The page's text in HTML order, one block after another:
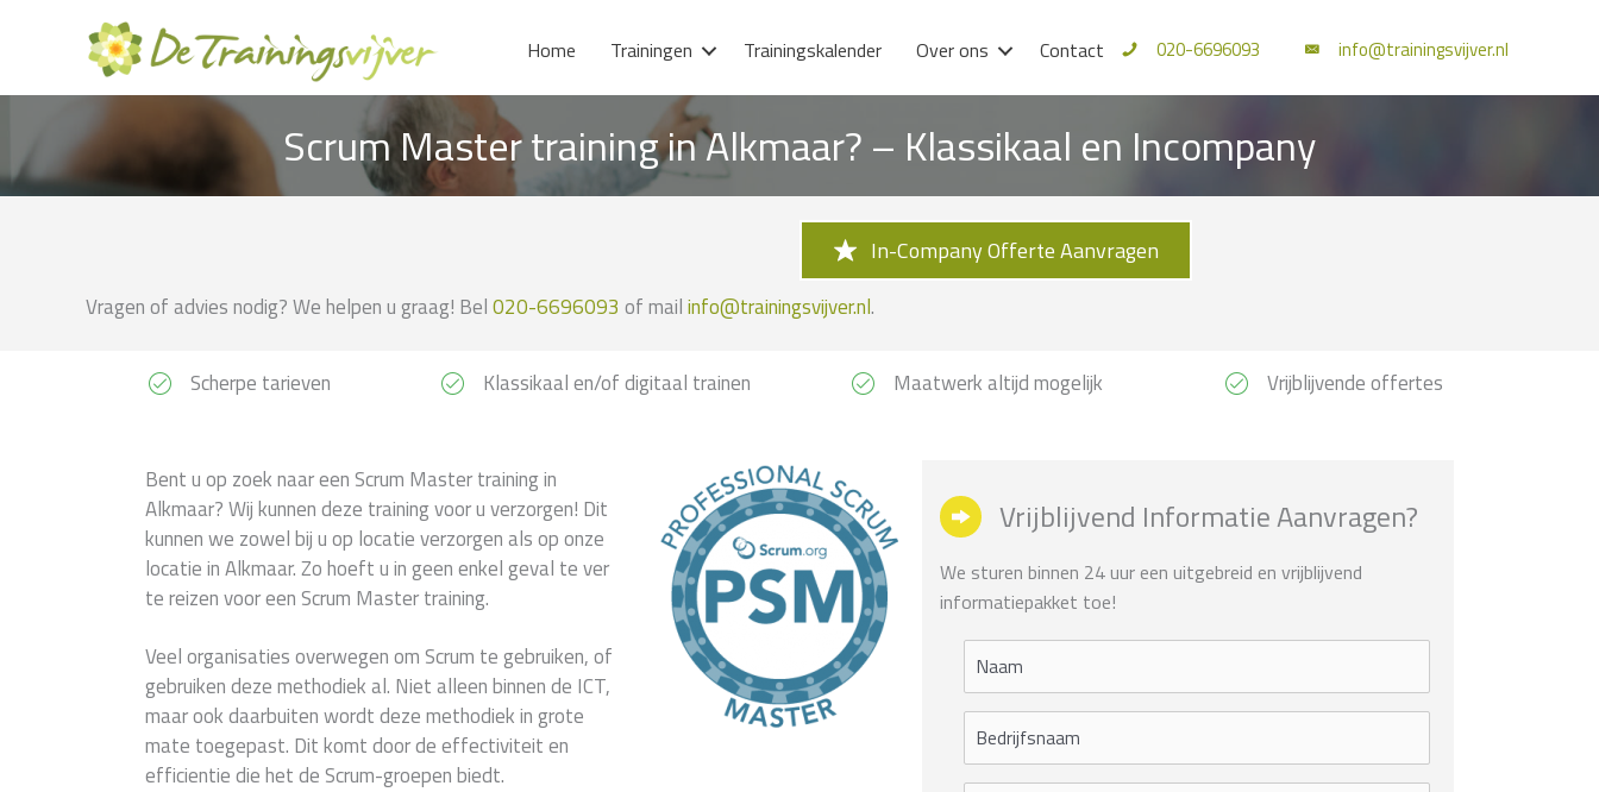
inhoud
Home Trainingen Trainingskalender Over ons Contact 020-6696093 info@trainingsvijver.nl
Scrum Master training in Alkmaar? – Klassikaal en Incompany
In-Company Offerte Aanvragen
Vragen of advies nodig? We helpen u graag! Bel020-6696093 of mailinfo@trainingsvijver.nl.
Scherpe tarieven Klassikaal en/of digitaal trainen Maatwerk altijd mogelijk Vrijblijvende offertes
Bent u op zoek naar een Scrum Master training in
Alkmaar? Wij kunnen deze training voor u verzorgen! Dit
kunnen we zowel bij u op locatie verzorgen als op onze
locatie in Alkmaar. Zo hoeft u in geen enkel geval te ver
te reizen voor een Scrum Master training.
Veel organisaties overwegen om Scrum te gebruiken, of
gebruiken deze methodiek al. Niet alleen binnen de ICT,
maar ook daarbuiten wordt deze methodiek in grote
mate toegepast. Dit komt door de effectiviteit en
efficientie die het de Scrum-groepen biedt.
Vrijblijvend Informatie Aanvragen?
We sturen binnen 24 uur een uitgebreid en vrijblijvend
informatiepakket toe!